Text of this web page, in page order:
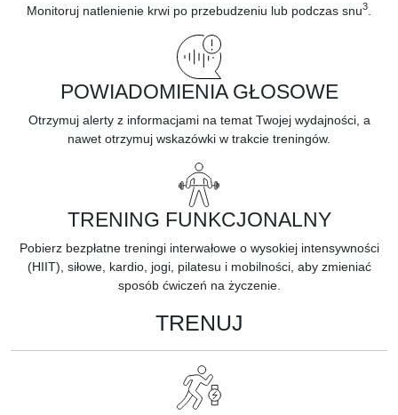
Monitoruj natlenienie krwi po przebudzeniu lub podczas snu3
POWIADOMIENIA GŁOSOWE
Otrzymuj alerty z informacjami na temat Twojej wydajności, a
nawet otrzymuj wskazówki w trakcie treningów.
TRENING FUNKCJONALNY
Pobierz bezpłatne treningi interwałowe o wysokiej intensywności
(HIIT), siłowe, kardio, jogi, pilatesu i mobilności, aby zmieniać
sposób ćwiczeń na życzenie.
TRENUJ